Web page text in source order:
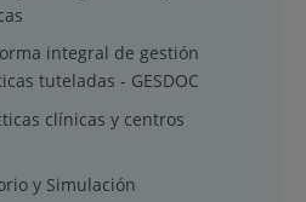
integral de gestión
tuteladas - GESDOC
clínicas y centros
y Simulación